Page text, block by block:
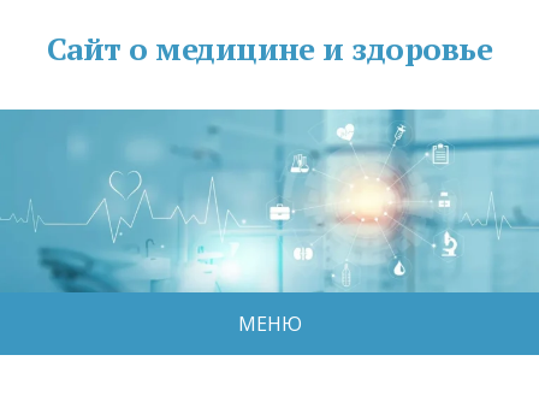
Сайт о медицине и здоровье
МЕНЮ